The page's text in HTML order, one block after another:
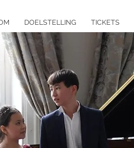
DOELSTELLING TICKETS